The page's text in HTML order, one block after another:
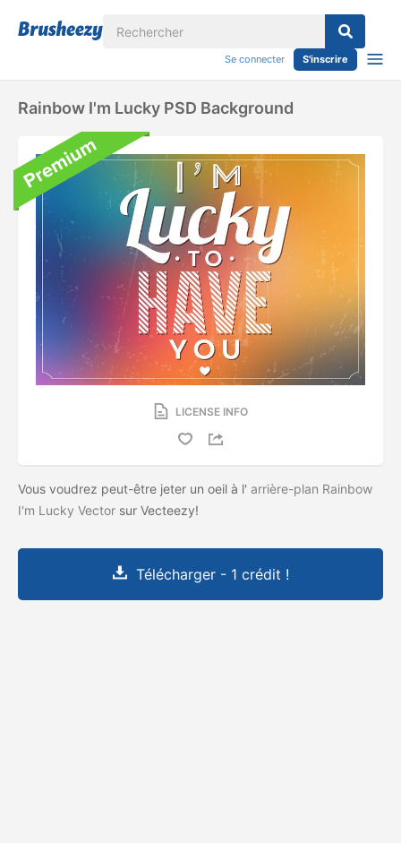
Se connecter S'inscrire
Rainbow I'm Lucky PSD Background
LICENSE INFO
Vous voudrez peut-être jeter un oeil à l' arrière-plan Rainbow
I'm Lucky Vector sur Vecteezy!
Télécharger - 1 crédit !